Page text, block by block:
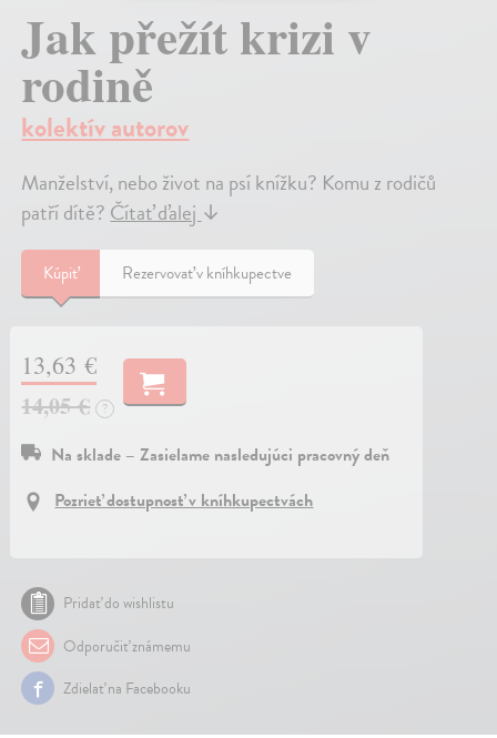
Jak přežít krizi v
rodině
kolektív autorov
Manželství, nebo život na psí knížku? Komu z rodičů
patří dítě?Čítať ďalej↓
Kúpiť Rezervovať v kníhkupectve
13,63 €
14,05 €
?
Na sklade – Zasielame nasledujúci pracovný deň
Pozrieť dostupnosť v kníhkupectvách
Pridať do wishlistu
Odporučiť známemu
Zdielať na Facebooku